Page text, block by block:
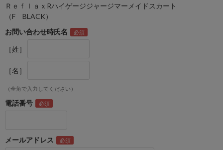
ＲｅｆｌａｘRハイゲージジャージマーメイドスカート
（F BLACK）
お問い合わせ時氏名
［姓］
［名］
（全角で入力してください）
電話番号
メールアドレス